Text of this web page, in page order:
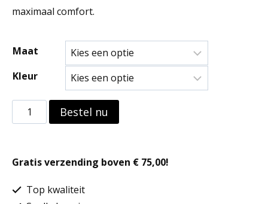
maximaal comfort.
Maat
Kleur
Ecologische
en
damesslip
aantal
Bestel nu
Gratis verzending boven € 75,00!
Top kwaliteit